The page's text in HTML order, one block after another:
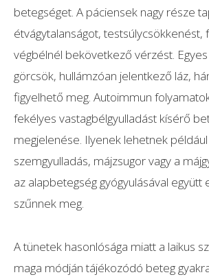
betegséget. A páciensek nagy része
étvágytalanságot, testsúlycsökkenést,
végbélnél bekövetkező vérzést.
görcsök, hullámzóan jelentkező láz,
figyelhető meg. Autoimmun
fekélyes vastagbélgyulladást kísérő
megjelenése. Ilyenek lehetnek
szemgyulladás, májzsugor vagy a
az alapbetegség gyógyulásával együtt
szűnnek meg.
A tünetek hasonlósága miatt a laikus
maga módján tájékozódó beteg